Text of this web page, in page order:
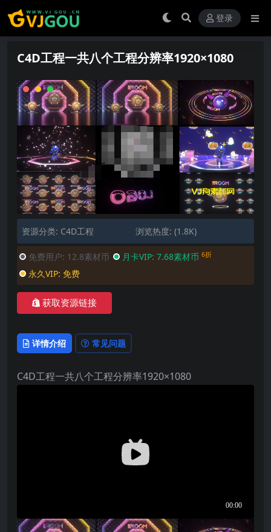
登录
C4D工程一共八个工程分辨率1920×1080
资源分类: C4D工程 浏览热度: (1.8K)
免费用户: 12.8素材币 月卡VIP: 7.68素材币 6折
永久VIP: 免费
获取资源链接
详情介绍 常见问题
C4D工程一共八个工程分辨率1920×1080